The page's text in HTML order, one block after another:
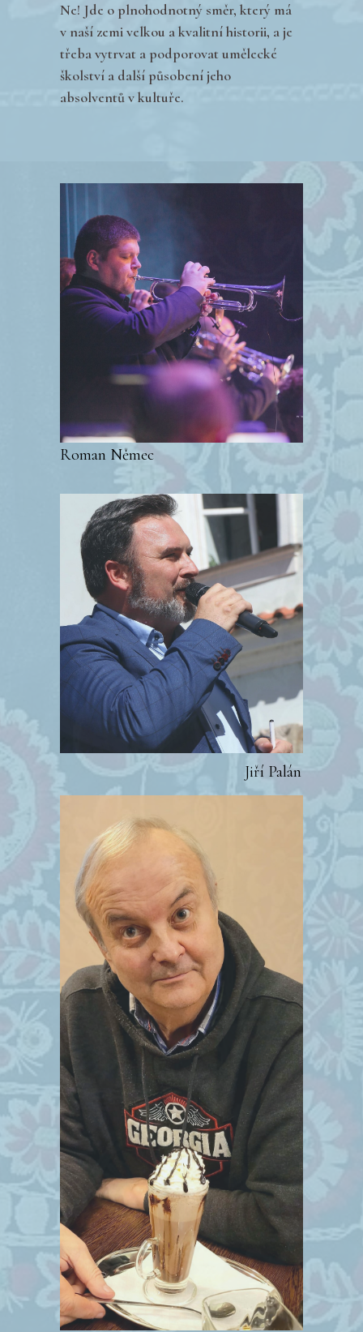
Ne! Jde o plnohodnotný směr, který má
v naší zemi velkou a kvalitní historii, a je
třeba vytrvat a podporovat umělecké
školství a další působení jeho
absolventů v kultuře.
Roman Němec
Jiří Palán